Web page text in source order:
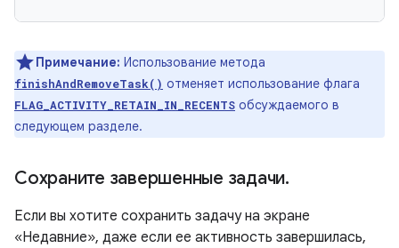
Примечание: Использование метода
finishAndRemoveTask() отменяет использование флага
FLAG_ACTIVITY_RETAIN_IN_RECENTS обсуждаемого в
следующем разделе.
Сохраните завершенные задачи.
Если вы хотите сохранить задачу на экране
«Недавние», даже если ее активность завершилась,